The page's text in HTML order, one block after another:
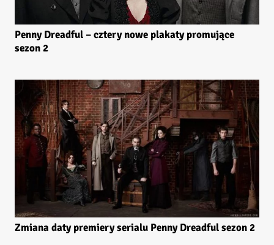
Penny Dreadful – cztery nowe plakaty promujące
sezon 2
Zmiana daty premiery serialu Penny Dreadful sezon 2